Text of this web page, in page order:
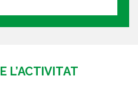
L’ACTIVITAT